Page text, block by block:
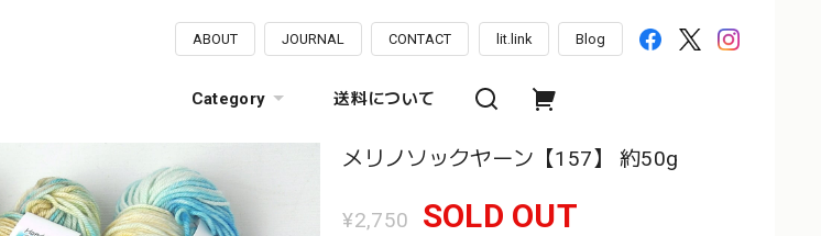
ABOUT JOURNAL CONTACT lit.link Blog
Category 送料について
メリノソックヤーン【157】 約50g
¥2,750 SOLD OUT